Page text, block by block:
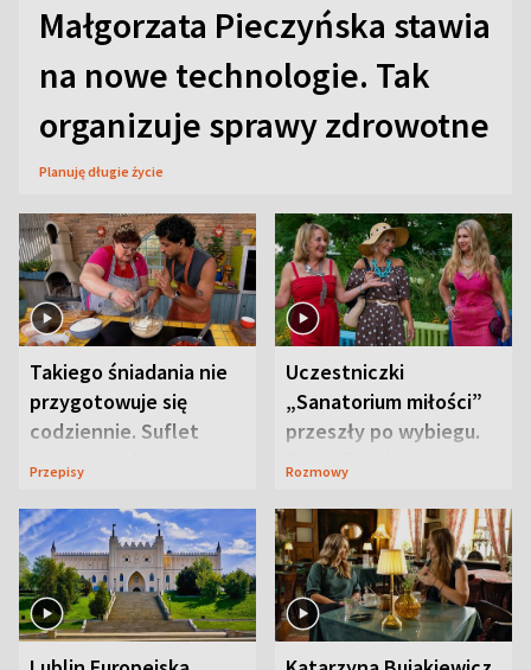
Małgorzata Pieczyńska stawia
na nowe technologie. Tak
organizuje sprawy zdrowotne
Planuję długie życie
Takiego śniadania nie
przygotowuje się
codziennie. Suflet
serowy zachwyca
Przepisy
Uczestniczki
„Sanatorium miłości”
przeszły po wybiegu.
Te stylizacje
Rozmowy